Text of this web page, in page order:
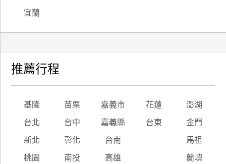
宜蘭
推薦行程
基隆 苗栗 嘉義市 花蓮 澎湖
台北 台中 嘉義縣 台東 金門
新北 彰化 台南 馬祖
桃園 南投 高雄 蘭嶼